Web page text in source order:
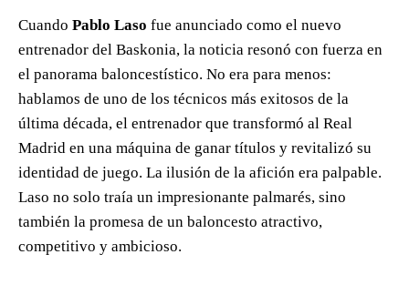
Cuando Pablo Laso fue anunciado como el nuevo
entrenador del Baskonia, la noticia resonó con fuerza en
el panorama baloncestístico. No era para menos:
hablamos de uno de los técnicos más exitosos de la
última década, el entrenador que transformó al Real
Madrid en una máquina de ganar títulos y revitalizó su
identidad de juego. La ilusión de la afición era palpable.
Laso no solo traía un impresionante palmarés, sino
también la promesa de un baloncesto atractivo,
competitivo y ambicioso.